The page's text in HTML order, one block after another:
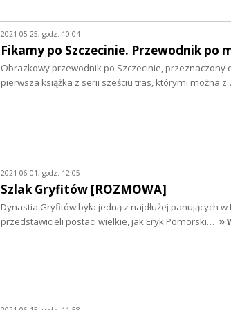
2021-05-25, godz. 10:04
Fikamy po Szczecinie. Przewodnik po
Obrazkowy przewodnik po Szczecinie, przeznaczony
pierwsza książka z serii sześciu tras, którymi można
2021-06-01, godz. 12:05
Szlak Gryfitów [ROZMOWA]
Dynastia Gryfitów była jedną z najdłużej panujących
przedstawicieli postaci wielkie, jak Eryk Pomorski… »